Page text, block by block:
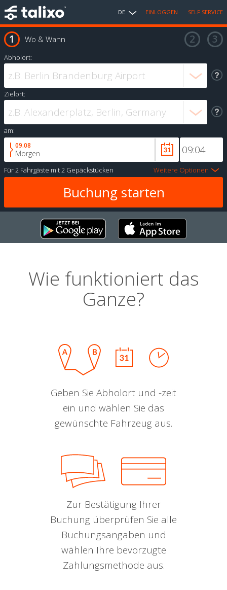
DE EINLOGGEN SELF SERVICE
Wo & Wann
Abholort:
Zielort:
am:
09.08
Morgen
Für2 Fahrgäste mit2 Gepäckstücken Weitere Optionen
Wie funktioniert das
Ganze?
Geben Sie Abholort und -zeit
ein und wählen Sie das
gewünschte Fahrzeug aus.
Zur Bestätigung Ihrer
Buchung überprüfen Sie alle
Buchungsangaben und
wählen Ihre bevorzugte
Zahlungsmethode aus.